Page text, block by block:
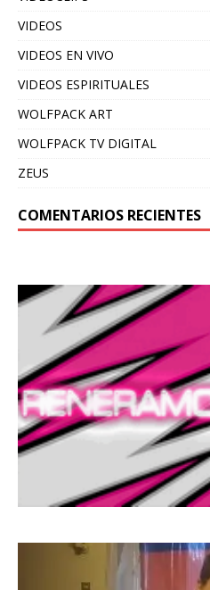
VIDEOS
VIDEOS EN VIVO
VIDEOS ESPIRITUALES
WOLFPACK ART
WOLFPACK TV DIGITAL
ZEUS
COMENTARIOS RECIENTES